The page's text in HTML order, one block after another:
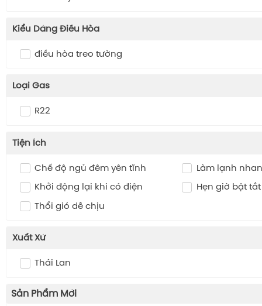
Kiểu Dáng Điều Hòa
điều hòa treo tường
Loại Gas
R22
Tiện Ích
Chế độ ngủ đêm yên tĩnh Làm lạnh
Khởi động lại khi có điện Hẹn giờ bật
Thổi gió dễ chịu
Xuất Xứ
Thái Lan
Sản Phẩm Mới